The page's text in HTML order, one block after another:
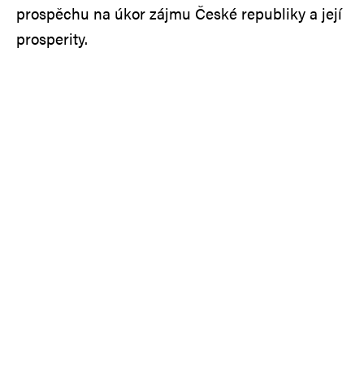
prospěchu na úkor zájmu České republiky a její
prosperity.